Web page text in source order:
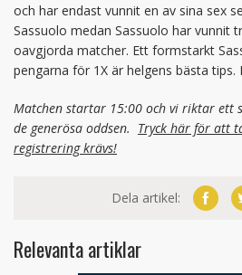
och har endast vunnit en av sina sex
Sassuolo medan Sassuolo har vunnit
oavgjorda matcher. Ett formstarkt
pengarna för 1X är helgens bästa tips.
Matchen startar 15:00 och vi riktar ett
de generösa oddsen. Tryck här för att
registrering krävs!
Dela artikel:
Relevanta artiklar